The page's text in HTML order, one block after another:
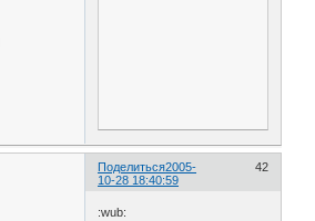
Поделиться 42
2005-
10-28 18:40:59
:wub: